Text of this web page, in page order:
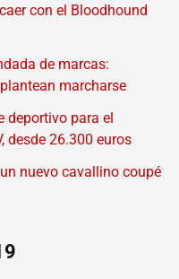
con el Bloodhound
de marcas:
marcharse
deportivo para el
desde 26.300 euros
nuevo cavallino coupé